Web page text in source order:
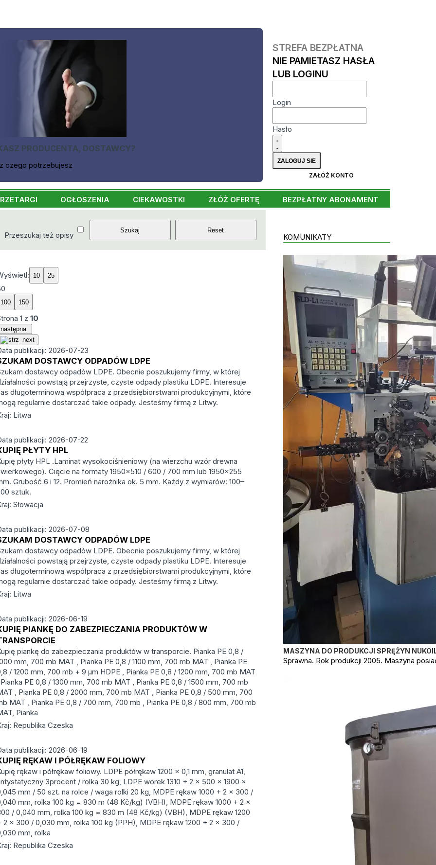
PRODUCENTA, DOSTAWCY?
czego potrzebujesz
STREFA BEZPŁATNA
NIE PAMIETASZ HASŁA
LUB LOGINU
Login
Hasło
ZAŁÓŻ KONTO
OGŁOSZENIA CIEKAWOSTKI ZŁÓŻ OFERTĘ BEZPŁATNY ABONAMENT
Przeszukaj też opisy
1 z10
następna
publikacji: 2026-07-23
DOSTAWCY ODPADÓW LDPE
dostawcy odpadów LDPE. Obecnie poszukujemy firmy, w której
powstają przejrzyste, czyste odpady plastiku LDPE. Interesuje
długoterminowa współpraca z przedsiębiorstwami produkcyjnymi, które
regularnie dostarczać takie odpady. Jesteśmy firmą z Litwy.
Litwa
publikacji: 2026-07-22
PŁYTY HPL
płyty HPL .Laminat wysokociśnieniowy (na wierzchu wzór drewna
Cięcie na formaty 1950×510 / 600 / 700 mm lub 1950×255
Grubość 6 i 12. Promień narożnika ok. 5 mm. Każdy z wymiarów: 100–
sztuk.
Słowacja
publikacji: 2026-07-08
DOSTAWCY ODPADÓW LDPE
dostawcy odpadów LDPE. Obecnie poszukujemy firmy, w której
powstają przejrzyste, czyste odpady plastiku LDPE. Interesuje
długoterminowa współpraca z przedsiębiorstwami produkcyjnymi, które
regularnie dostarczać takie odpady. Jesteśmy firmą z Litwy.
Litwa
publikacji: 2026-06-19
PIANKĘ DO ZABEZPIECZANIA PRODUKTÓW W
piankę do zabezpieczania produktów w transporcie. Pianka PE 0,8 /
mm, 700 mb MAT , Pianka PE 0,8 / 1100 mm, 700 mb MAT , Pianka PE
/ 1200 mm, 700 mb + 9 μm HDPE , Pianka PE 0,8 / 1200 mm, 700 mb MAT
PE 0,8 / 1300 mm, 700 mb MAT , Pianka PE 0,8 / 1500 mm, 700 mb
, Pianka PE 0,8 / 2000 mm, 700 mb MAT , Pianka PE 0,8 / 500 mm, 700
MAT , Pianka PE 0,8 / 700 mm, 700 mb , Pianka PE 0,8 / 800 mm, 700 mb
Pianka
Republika Czeska
publikacji: 2026-06-19
RĘKAW I PÓŁRĘKAW FOLIOWY
rękaw i półrękaw foliowy. LDPE półrękaw 1200 × 0,1 mm, granulat A1,
3procent / rolka 30 kg, LDPE worek 1310 + 2 × 500 × 1900 ×
mm / 50 szt. na rolce / waga rolki 20 kg, MDPE rękaw 1000 + 2 × 300 /
mm, rolka 100 kg = 830 m (48 Kč/kg) (VBH), MDPE rękaw 1000 + 2 ×
/ 0,040 mm, rolka 100 kg = 830 m (48 Kč/kg) (VBH), MDPE rękaw 1200
2 × 300 / 0,030 mm, rolka 100 kg (PPH), MDPE rękaw 1200 + 2 × 300 /
mm, rolka
Republika Czeska
KOMUNIKATY
MASZYNA DO PRODUKCJI SPRĘŻYN
Sprawna. Rok produkcji 2005. Maszyna